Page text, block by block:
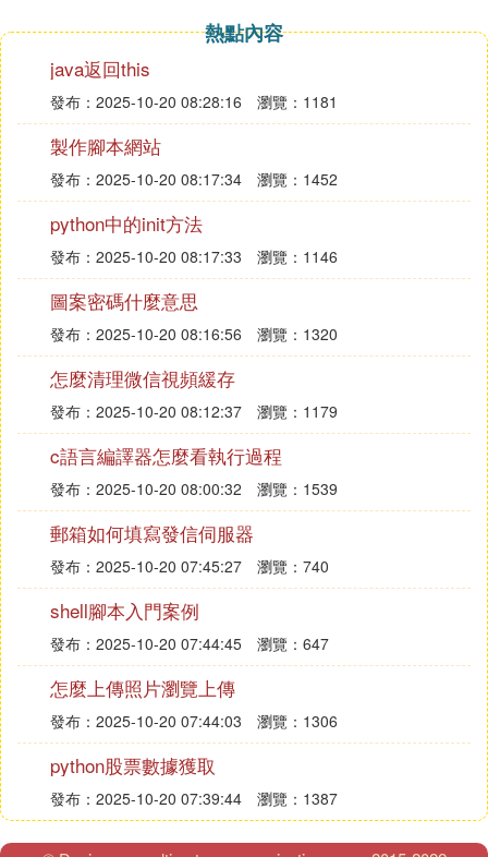
熱點內容
java返回this
發布：2025-10-20 08:28:16 瀏覽：1181
製作腳本網站
發布：2025-10-20 08:17:34 瀏覽：1452
python中的init方法
發布：2025-10-20 08:17:33 瀏覽：1146
圖案密碼什麼意思
發布：2025-10-20 08:16:56 瀏覽：1320
怎麼清理微信視頻緩存
發布：2025-10-20 08:12:37 瀏覽：1179
c語言編譯器怎麼看執行過程
發布：2025-10-20 08:00:32 瀏覽：1539
郵箱如何填寫發信伺服器
發布：2025-10-20 07:45:27 瀏覽：740
shell腳本入門案例
發布：2025-10-20 07:44:45 瀏覽：647
怎麼上傳照片瀏覽上傳
發布：2025-10-20 07:44:03 瀏覽：1306
python股票數據獲取
發布：2025-10-20 07:39:44 瀏覽：1387